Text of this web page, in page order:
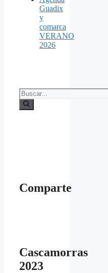
Guadix
y
comarca
VERANO
2026
Buscar:
Comparte
Cascamorras
2023